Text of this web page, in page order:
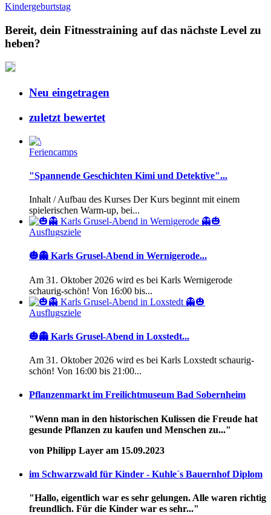
Kindergeburtstag
Bereit, dein Fitnesstraining auf das nächste Level zu
heben?
Neu eingetragen
zuletzt bewertet
Feriencamps
"Spannende Geschichten Kimi und Detektive"...
Inhalt / Aufbau des Kurses Der Kurs beginnt mit einem
spielerischen Warm-up, bei...
Ausflugsziele
🎃👻 Karls Grusel-Abend in Wernigerode...
Am 31. Oktober 2026 wird es bei Karls Wernigerode
schaurig-schön! Von 16:00 bis...
Ausflugsziele
🎃👻 Karls Grusel-Abend in Loxstedt...
Am 31. Oktober 2026 wird es bei Karls Loxstedt schaurig-
schön! Von 16:00 bis 21:00...
Pflanzenmarkt im Freilichtmuseum Bad Sobernheim
"Wenn man in den historischen Kulissen die Freude hat
gesunde Pflanzen zu kaufen und Menschen zu..."
von Philipp Layer am 15.09.2023
im Schwarzwald für Kinder - Kuhle´s Bauernhof Diplom
"Hallo, eigentlich war es sehr gelungen. Alle waren richtig
freundlich. Für die Kinder war es sehr..."